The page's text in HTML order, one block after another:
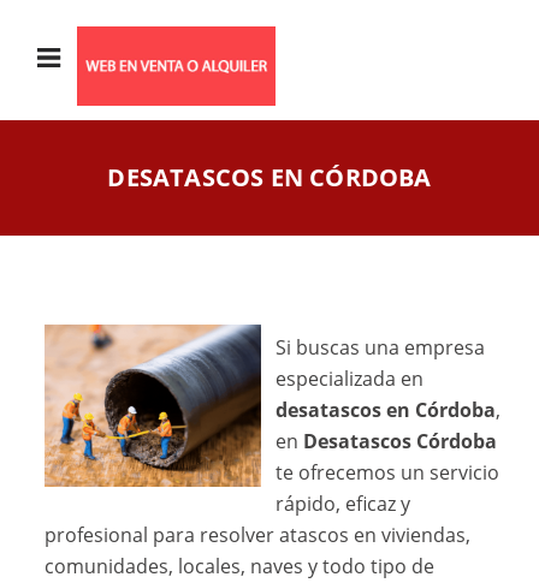
DESATASCOS EN CÓRDOBA
Si buscas una empresa
especializada en
desatascos en Córdoba,
en Desatascos Córdoba
te ofrecemos un servicio
rápido, eficaz y
profesional para resolver atascos en viviendas,
comunidades, locales, naves y todo tipo de